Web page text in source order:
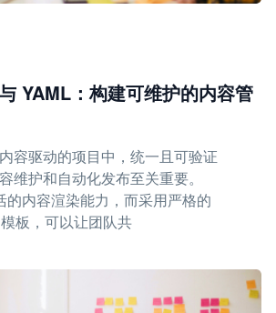
YAML：构建可维护的内容管
容驱动的项目中，统一且可验证
维护和自动化发布至关重要。
的内容渲染能力，而采用严格的
板，可以让团队共